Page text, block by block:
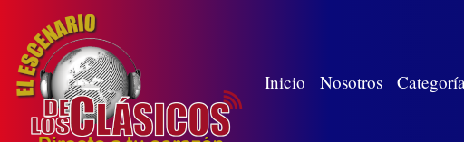
Inicio Nosotros(white)